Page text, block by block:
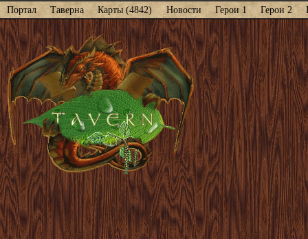
Портал Таверна Карты (4842) Новости Герои 1 Герои 2